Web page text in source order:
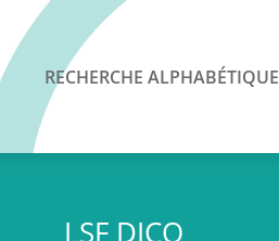
RECHERCHE ALPHABÉTIQUE
LSF DICO